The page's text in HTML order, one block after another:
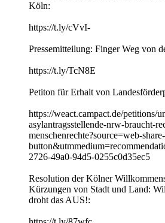
Köln:
https://t.ly/cVvI-
Pressemitteilung: Finger Weg von
https://t.ly/TcN8E
Petiton für Erhalt von
https://weact.campact.de/petitions/
asylantragsstellende-nrw-braucht-
menschenrechte?source=web-
2726-49a0-94d5-0255c0d35ec5
Resolution der Kölner
Kürzungen von Stadt und Land:
droht das AUS!: